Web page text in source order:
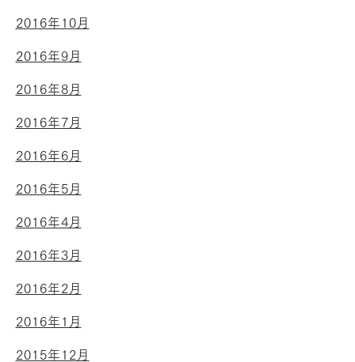
2016年10月
2016年9月
2016年8月
2016年7月
2016年6月
2016年5月
2016年4月
2016年3月
2016年2月
2016年1月
2015年12月